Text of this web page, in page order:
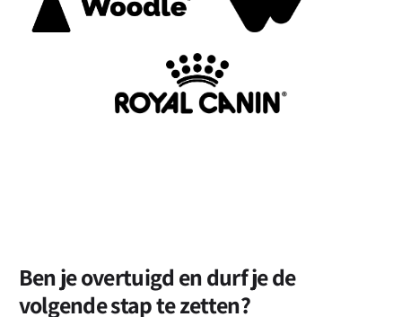
Ben je overtuigd en durf je de
volgende stap te zetten?